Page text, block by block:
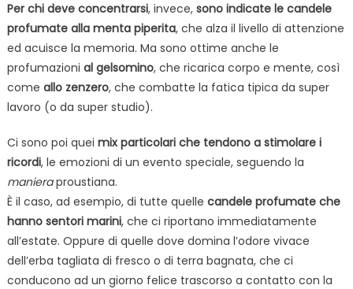
Per chi deve concentrarsi, invece, sono indicate le candele
profumate alla menta piperita, che alza il livello di attenzione
ed acuisce la memoria. Ma sono ottime anche le
profumazioni al gelsomino, che ricarica corpo e mente, così
come allo zenzero, che combatte la fatica tipica da super
lavoro (o da super studio).
Ci sono poi quei mix particolari che tendono a stimolare i
ricordi, le emozioni di un evento speciale, seguendo la
manieraproustiana.
È il caso, ad esempio, di tutte quelle candele profumate che
hanno sentori marini, che ci riportano immediatamente
all’estate. Oppure di quelle dove domina l’odore vivace
dell’erba tagliata di fresco o di terra bagnata, che ci
conducono ad un giorno felice trascorso a contatto con la